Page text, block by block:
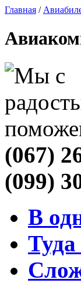
Главная /
(067)
(099)
В
Туда